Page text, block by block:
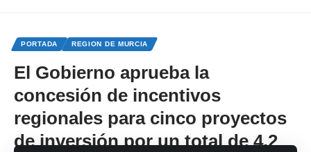
PORTADA REGION DE MURCIA
El Gobierno aprueba la
concesión de incentivos
regionales para cinco proyectos
de inversión por un total de 4,2